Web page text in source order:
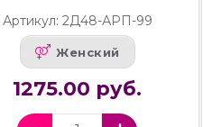
Артикул: 2Д48-АРП-99
Женский
1275.00 руб.